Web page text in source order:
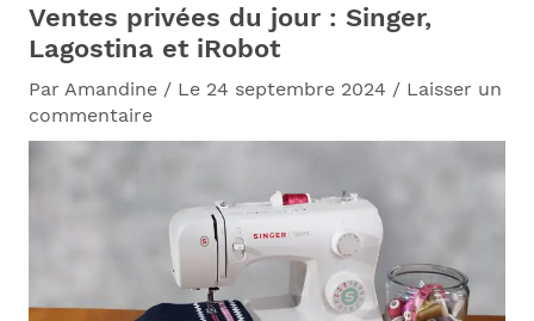
Ventes privées du jour : Singer,
Lagostina et iRobot
Par Amandine / Le 24 septembre 2024 / Laisser un
commentaire